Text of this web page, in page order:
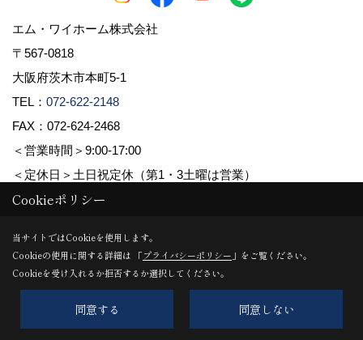
エム・ワイホーム株式会社
〒567-0818
大阪府茨木市本町5-1
TEL： 072-622-2148
FAX：072-624-2468
＜営業時間＞9:00-17:00
＜定休日＞土日祝定休（第1・3土曜は営業）
Copyright (c) pacube publishing Co.,LTD. All Rights Reserved.
Produced byゴデスクリエイト
Cookieポリシー
当サイトではCookieを使用します。
Cookieの使用に関する詳細は 「プライバシーポリシー 」をご覧ください。
Cookieを受け入れるか拒否するか選択してください。
同意する 同意しない